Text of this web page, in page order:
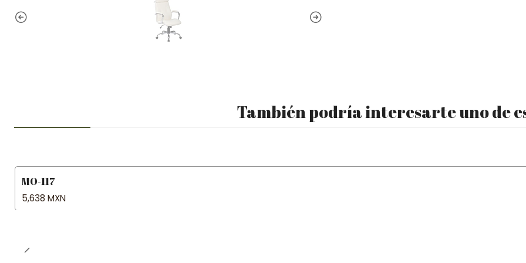
También podría interesarte uno de
MO-117
5,638 MXN